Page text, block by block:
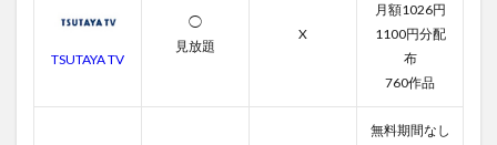
TSUTAYA TV
◯
見放題
X
月額1026円
1100円分配
布
760作品
無料期間なし